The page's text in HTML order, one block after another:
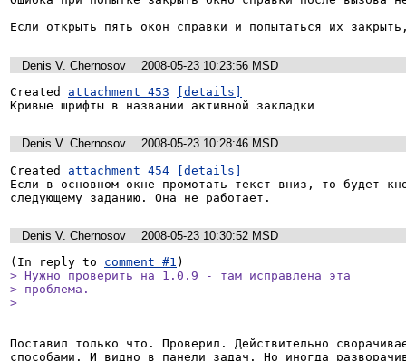
Если открыть пять окон справки и попытаться их
Denis V. Chernosov
2008-05-23 10:23:56 MSD
Created attachment 453
[details]
Кривые шрифты в названии активной закладки
Denis V. Chernosov
2008-05-23 10:28:46 MSD
Created attachment 454
[details]
Если в основном окне промотать текст вниз, то будет
следующему заданию. Она не работает.
Denis V. Chernosov
2008-05-23 10:30:52 MSD
(In reply to comment #1
> Нужно проверить на 1.0.9 - там исправлена эта
> проблема.
>
Поставил только что. Проверил. Действительно
способами. И видно в панели задач. Но иногда